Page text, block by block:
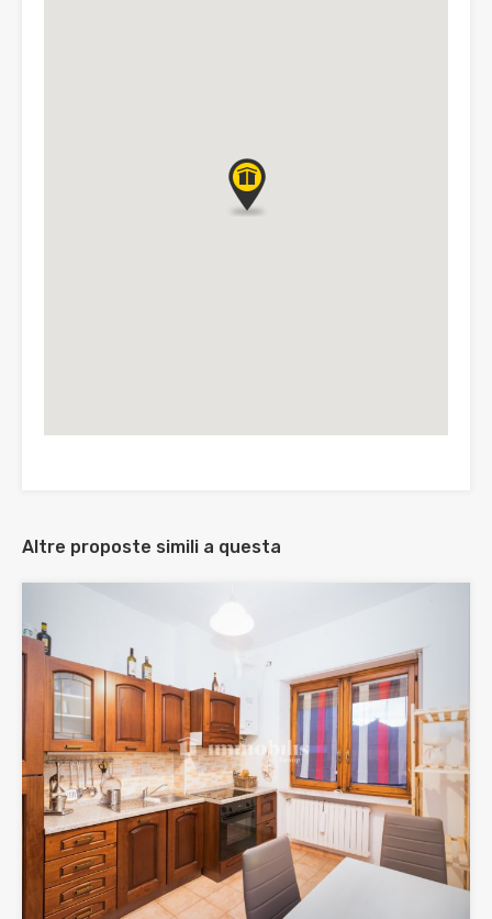
Altre proposte simili a questa